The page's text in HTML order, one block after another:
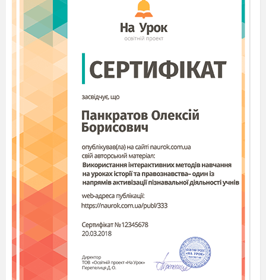
Б) другого ступеня
В) третього ступеня
Встановіть відповідність між функціями
органів виділення або окремих структур
з органами і структурами:
Утворення первинної
сечі А. Нирки
Утворення вторинної
сечі Б. Сечоводи
Накопичення вторинної
сечі В. Сечовий міхур
перед її надходженням до
міхура
Г. Ниркова миска
Виведення сечі з
нирок Д.
Мальпігієвий клубочок